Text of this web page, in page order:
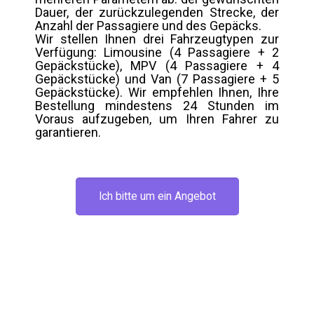
Dauer, der zurückzulegenden Strecke, der
Anzahl der Passagiere und des Gepäcks.
Wir stellen Ihnen drei Fahrzeugtypen zur
Verfügung: Limousine (4 Passagiere + 2
Gepäckstücke), MPV (4 Passagiere + 4
Gepäckstücke) und Van (7 Passagiere + 5
Gepäckstücke). Wir empfehlen Ihnen, Ihre
Bestellung mindestens 24 Stunden im
Voraus aufzugeben, um Ihren Fahrer zu
garantieren.
Ich bitte um ein Angebot